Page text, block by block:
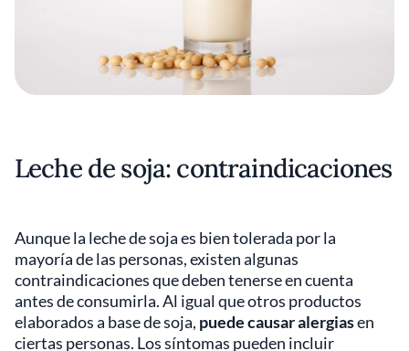
Leche de soja: contraindicaciones
Aunque la leche de soja es bien tolerada por la
mayoría de las personas, existen algunas
contraindicaciones que deben tenerse en cuenta
antes de consumirla. Al igual que otros productos
elaborados a base de soja, puede causar alergiasen
ciertas personas. Los síntomas pueden incluir